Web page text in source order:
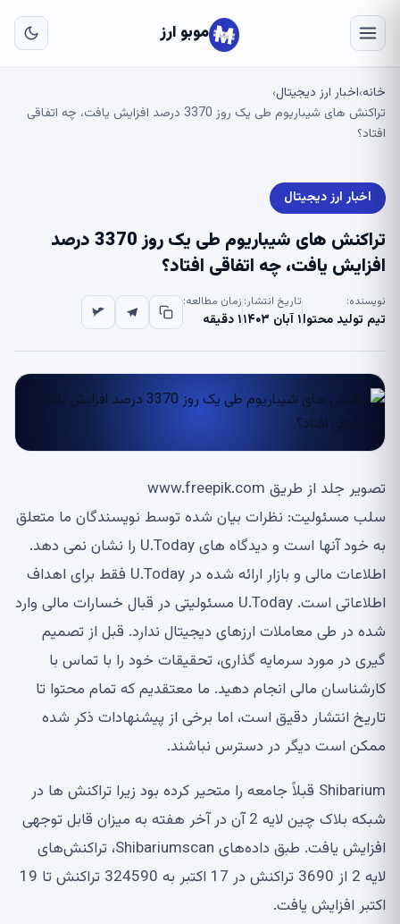
موبو ارز
خانه›اخبار ارز دیجیتال›
تراکنش های شیباریوم طی یک روز 3370 درصد افزایش یافت، چه اتفاقی
افتاد؟
اخبار ارز دیجیتال
تراکنش های شیباریوم طی یک روز 3370 درصد
افزایش یافت، چه اتفاقی افتاد؟
نویسنده:
تیم تولید محتوا
تاریخ انتشار:
۱ آبان ۱۴۰۳
زمان مطالعه:
۱ دقیقه
تصویر جلد از طریق www.freepik.com
سلب مسئولیت: نظرات بیان شده توسط نویسندگان ما متعلق
به خود آنها است و دیدگاه های U.Today را نشان نمی دهد.
اطلاعات مالی و بازار ارائه شده در U.Today فقط برای اهداف
اطلاعاتی است. U.Today مسئولیتی در قبال خسارات مالی وارد
شده در طی معاملات ارزهای دیجیتال ندارد. قبل از تصمیم
گیری در مورد سرمایه گذاری، تحقیقات خود را با تماس با
کارشناسان مالی انجام دهید. ما معتقدیم که تمام محتوا تا
تاریخ انتشار دقیق است، اما برخی از پیشنهادات ذکر شده
ممکن است دیگر در دسترس نباشند.
Shibarium قبلاً جامعه را متحیر کرده بود زیرا تراکنش ها در
شبکه بلاک چین لایه 2 آن در آخر هفته به میزان قابل توجهی
افزایش یافت. طبق داده‌های Shibariumscan، تراکنش‌های
لایه 2 از 3690 تراکنش در 17 اکتبر به 324590 تراکنش تا 19
اکتبر افزایش یافت.